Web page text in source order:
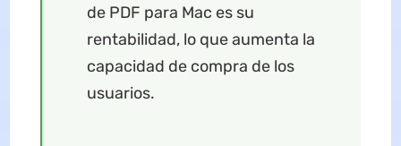
de PDF para Mac es su
rentabilidad, lo que aumenta la
capacidad de compra de los
usuarios.